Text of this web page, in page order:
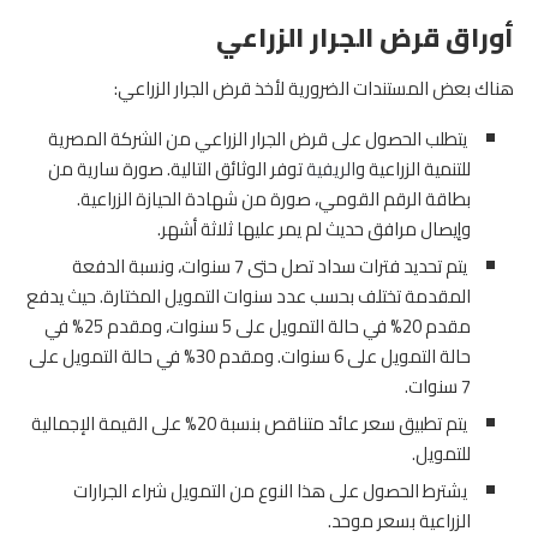
أوراق قرض الجرار الزراعي
هناك بعض المستندات الضرورية لأخذ قرض الجرار الزراعي:
يتطلب الحصول على قرض الجرار الزراعي من الشركة المصرية
للتنمية الزراعية والريفيةتوفر الوثائق التالية. صورة سارية من
بطاقة الرقم القومي، صورة من شهادة الحيازة الزراعية.
وإيصال مرافق حديث لم يمر عليها ثلاثة أشهر.
يتم تحديد فترات سداد تصل حتى 7 سنوات، ونسبة الدفعة
المقدمة تختلف بحسب عدد سنوات التمويل المختارة. حيث يدفع
مقدم 20% في حالة التمويل على 5 سنوات، ومقدم 25% في
حالة التمويل على 6 سنوات. ومقدم 30% في حالة التمويل على
7 سنوات.
يتم تطبيق سعر عائد متناقص بنسبة 20% على القيمة الإجمالية
للتمويل.
يشترط الحصول على هذا النوع من التمويل شراء الجرارات
الزراعية بسعر موحد.